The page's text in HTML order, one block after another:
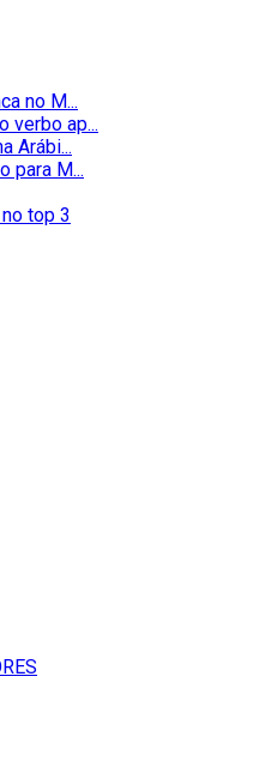
no M...
verbo ap...
Arábi...
para M...
top 3